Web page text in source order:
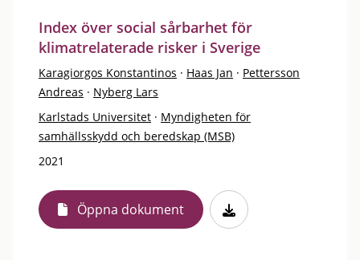
Index över social sårbarhet för
klimatrelaterade risker i Sverige
Karagiorgos Konstantinos · Haas Jan · Pettersson
Andreas · Nyberg Lars
Karlstads Universitet · Myndigheten för
samhällsskydd och beredskap (MSB)
2021
Öppna dokument